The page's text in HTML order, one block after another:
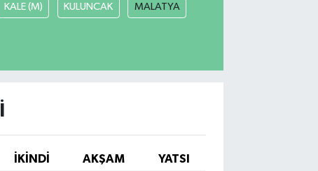
KALE (M) KULUNCAK MALATYA
İKINDI AKŞAM
YATSI